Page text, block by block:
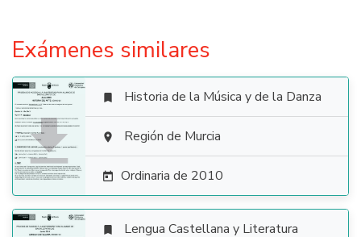
Exámenes similares

 Historia de la Música y de la Danza
 Región de Murcia
 Ordinaria de 2010
 Lengua Castellana y Literatura